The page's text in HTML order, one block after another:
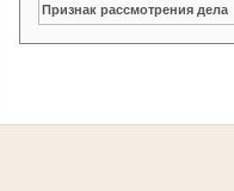
Признак рассмотрения дела